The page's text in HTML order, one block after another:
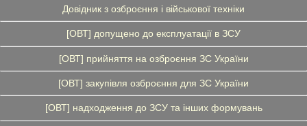
Довідник з озброєння і військової техніки
[ОВТ] допущено до експлуатації в ЗСУ
[ОВТ] прийняття на озброєння ЗС України
[ОВТ] закупівля озброєння для ЗС України
[ОВТ] надходження до ЗСУ та інших формувань